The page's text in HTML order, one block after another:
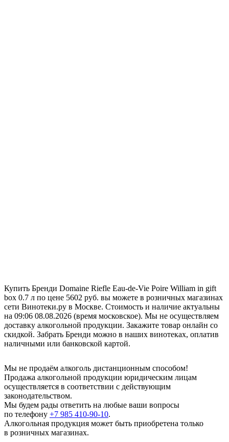
Купить Бренди Domaine Riefle Eau-de-Vie Poire William in gift
box 0.7 л по цене 5602 руб. вы можете в розничных магазинах
сети Винотеки.ру в Москве. Стоимость и наличие актуальны
на 09:06 08.08.2026 (время московское). Мы не осуществляем
доставку алкогольной продукции. Закажите товар онлайн со
скидкой. Забрать Бренди можно в наших винотеках, оплатив
наличными или банковской картой.
Мы не продаём алкоголь дистанционным способом!
Продажа алкогольной продукции юридическим лицам
осуществляется в соответствии с действующим
законодательством.
Мы будем рады ответить на любые ваши вопросы
по телефону +7 985 410-90-10.
Алкогольная продукция может быть приобретена только
в розничных магазинах.